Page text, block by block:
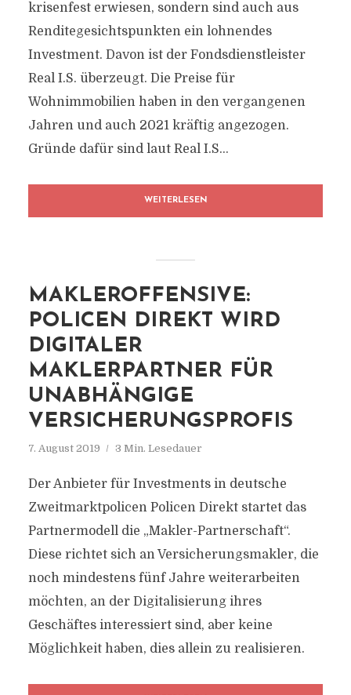
krisenfest erwiesen, sondern sind auch aus
Renditegesichtspunkten ein lohnendes
Investment. Davon ist der Fondsdienstleister
Real I.S. überzeugt. Die Preise für
Wohnimmobilien haben in den vergangenen
Jahren und auch 2021 kräftig angezogen.
Gründe dafür sind laut Real I.S...
WEITERLESEN
MAKLEROFFENSIVE:
POLICEN DIREKT WIRD
DIGITALER
MAKLERPARTNER FÜR
UNABHÄNGIGE
VERSICHERUNGSPROFIS
7. August 2019 3 Min. Lesedauer
Der Anbieter für Investments in deutsche
Zweitmarktpolicen Policen Direkt startet das
Partnermodell die „Makler-Partnerschaft“.
Diese richtet sich an Versicherungsmakler, die
noch mindestens fünf Jahre weiterarbeiten
möchten, an der Digitalisierung ihres
Geschäftes interessiert sind, aber keine
Möglichkeit haben, dies allein zu realisieren.